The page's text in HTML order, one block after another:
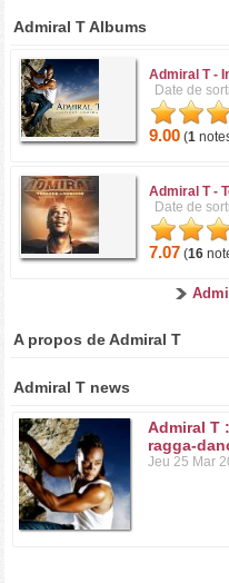
Admiral T Albums
Admiral T -
Date de
9.00 (1
Admiral T -
Date de
7.07 (16
A propos de Admiral T
Admiral T news
Admiral T
ragga-
Jeu 25 Mar